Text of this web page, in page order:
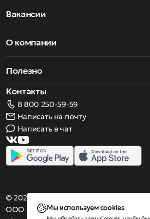
Вакансии
О компании
Полезно
Контакты
8 800 250-59-59
Написать на почту
Написать в чат
© 2026 Роскошное зрение. Все права
ООО «Люнеттес-оптика»
Мы используем cookies